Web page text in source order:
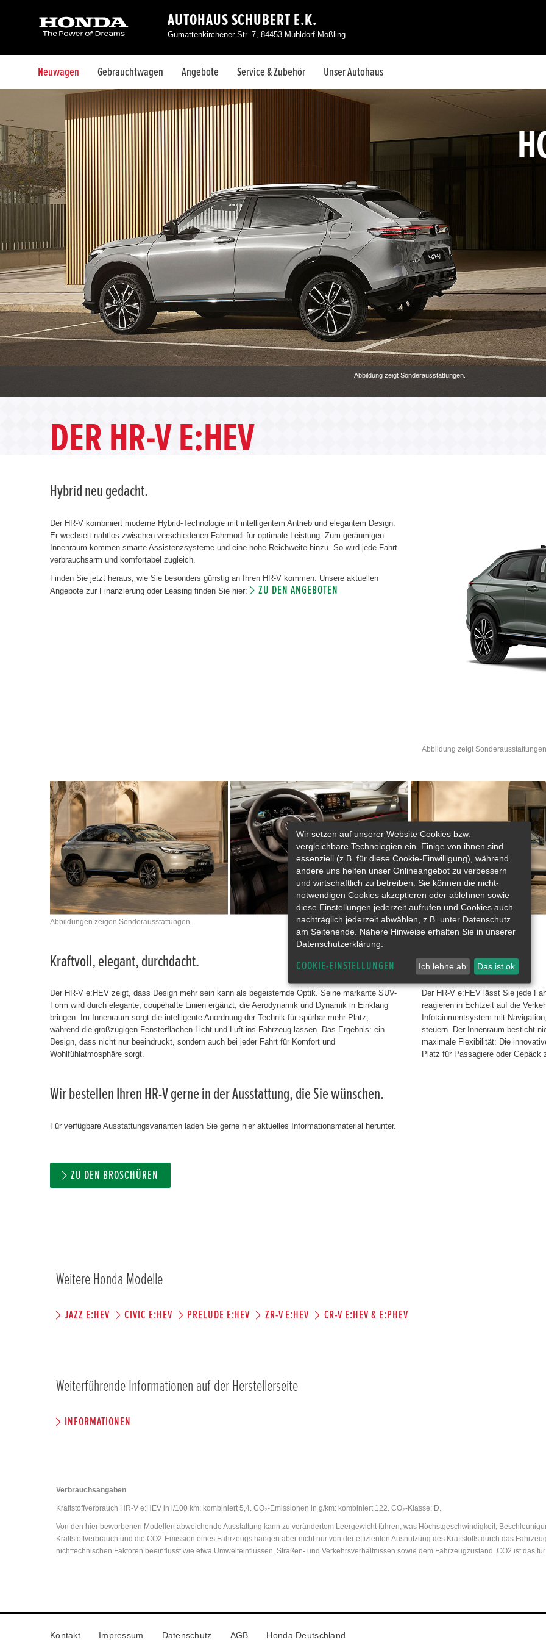
AUTOHAUS SCHUBERT E.K.
Gumattenkirchener Str. 7, 84453 Mühldorf-Mößling
Neuwagen Gebrauchtwagen Angebote Service & Zubehör Unser Autohaus
Abbildung zeigt Sonderausstattungen.
DER HR-V E:HEV
Hybrid neu gedacht.
Der HR-V kombiniert moderne Hybrid-Technologie mit intelligentem Antrieb und elegantem Design.
Er wechselt nahtlos zwischen verschiedenen Fahrmodi für optimale Leistung. Zum geräumigen
Innenraum kommen smarte Assistenzsysteme und eine hohe Reichweite hinzu. So wird jede Fahrt
verbrauchsarm und komfortabel zugleich.
Finden Sie jetzt heraus, wie Sie besonders günstig an Ihren HR-V kommen. Unsere aktuellen
Angebote zur Finanzierung oder Leasing finden Sie hier:
ZU DEN ANGEBOTEN
Abbildung zeigt
Abbildungen zeigen Sonderausstattungen.
Kraftvoll, elegant, durchdacht.
Der HR-V e:HEV zeigt, dass Design mehr sein kann als begeisternde Optik. Seine markante SUV-
Form wird durch elegante, coupéhafte Linien ergänzt, die Aerodynamik und Dynamik in Einklang
bringen. Im Innenraum sorgt die intelligente Anordnung der Technik für spürbar mehr Platz,
während die großzügigen Fensterflächen Licht und Luft ins Fahrzeug lassen. Das Ergebnis: ein
Design, dass nicht nur beeindruckt, sondern auch bei jeder Fahrt für Komfort und
Wohlfühlatmosphäre sorgt.
Intelligenter Komfort.
Der HR-V e:HEV lässt Sie jede
reagieren in Echtzeit auf die
Infotainmentsystem mit
steuern. Der Innenraum besticht
maximale Flexibilität: Die
Platz für Passagiere oder
Wir bestellen Ihren HR-V gerne in der Ausstattung, die Sie wünschen.
Für verfügbare Ausstattungsvarianten laden Sie gerne hier aktuelles Informationsmaterial herunter.
ZU DEN BROSCHÜREN
Weitere Honda Modelle
JAZZ E:HEV CIVIC E:HEV PRELUDE E:HEV ZR-V E:HEV CR-V E:HEV & E:PHEV
Weiterführende Informationen auf der Herstellerseite
INFORMATIONEN
Verbrauchsangaben
Kraftstoffverbrauch HR-V e:HEV in l/100 km: kombiniert 5,4. CO₂-Emissionen in g/km: kombiniert 122. CO₂-Klasse: D.
Von den hier beworbenen Modellen abweichende Ausstattung kann zu verändertem Leergewicht führen, was Höchstgeschwindigkeit,
Kraftstoffverbrauch und die CO2-Emission eines Fahrzeugs hängen aber nicht nur von der effizienten Ausnutzung des Kraftstoffs durch das
nichttechnischen Faktoren beeinflusst wie etwa Umwelteinflüssen, Straßen- und Verkehrsverhältnissen sowie dem Fahrzeugzustand. CO2 ist das
Kontakt Impressum Datenschutz AGB Honda Deutschland
Wir setzen auf unserer Website Cookies bzw.
vergleichbare Technologien ein. Einige von ihnen sind
essenziell (z.B. für diese Cookie-Einwilligung), während
andere uns helfen unser Onlineangebot zu verbessern
und wirtschaftlich zu betreiben. Sie können die nicht-
notwendigen Cookies akzeptieren oder ablehnen sowie
diese Einstellungen jederzeit aufrufen und Cookies auch
nachträglich jederzeit abwählen, z.B. unter Datenschutz
am Seitenende. Nähere Hinweise erhalten Sie in unserer
Datenschutzerklärung.
COOKIE-EINSTELLUNGEN Ich lehne ab Das ist ok